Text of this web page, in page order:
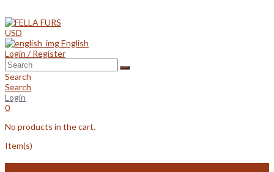
to
content
USD
English
Login / Register
Search
Search
Login
0
No products in the cart.
Item(s)